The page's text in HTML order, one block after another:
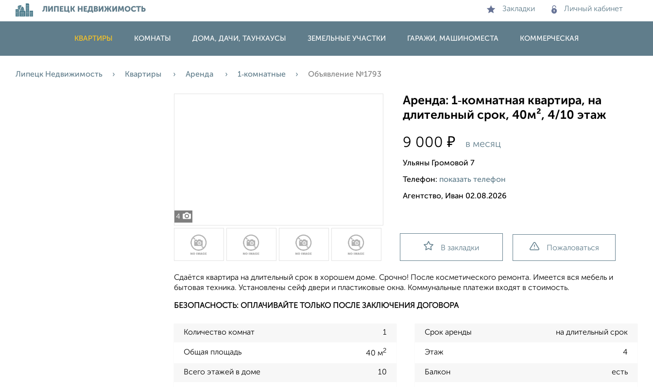
ЛИПЕЦК НЕДВИЖИМОСТЬ Закладки Личный кабинет
КВАРТИРЫ КОМНАТЫ ДОМА, ДАЧИ, ТАУНХАУСЫ ЗЕМЕЛЬНЫЕ УЧАСТКИ ГАРАЖИ, МАШИНОМЕСТА КОММЕРЧЕСКАЯ
Липецк Недвижимость Квартиры Аренда 1‑комнатные Объявление №1793
4
Аренда: 1‑комнатная квартира, на
длительный срок, 40м², 4/10 этаж
9 000₽ в месяц
Ульяны Громовой 7
Телефон: показать телефон
Агентство, Иван 02.08.2026
В закладки Пожаловаться
Сдаётся квартира на длительный срок в хорошем доме. Срочно! После косметического ремонта. Имеется вся мебель и
бытовая техника. Установлены сейф двери и пластиковые окна. Коммунальные платежи входят в стоимость.
БЕЗОПАСНОСТЬ: ОПЛАЧИВАЙТЕ ТОЛЬКО ПОСЛЕ ЗАКЛЮЧЕНИЯ ДОГОВОРА
Количество комнат 1 Срок аренды на длительный срок
Общая площадь 40 м2 Этаж 4
Всего этажей в доме 10 Балкон есть